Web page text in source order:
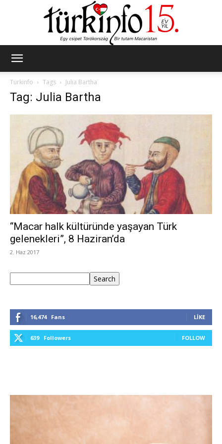
Türkinfo
Tags Julia Bartha
Tag: Julia Bartha
“Macar halk kültüründe yaşayan Türk
gelenekleri”, 8 Haziran’da
2. Haz 2017
Search
16,474 Fans LIKE
639 Followers FOLLOW